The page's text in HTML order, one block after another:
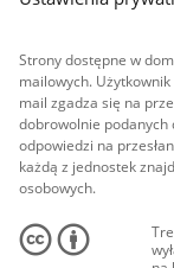
Strony dostępne w
mailowych.
mail zgadza się na
dobrowolnie podanych
odpowiedzi na
każdą z jednostek
osobowych.